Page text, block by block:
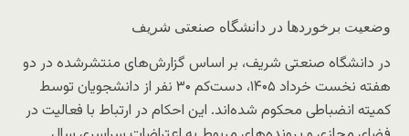
وضعیت برخوردها در دانشگاه صنعتی شریف
در دانشگاه صنعتی شریف، بر اساس گزارش‌های منتشرشده در دو
هفته نخست خرداد ۱۴۰۵، دست‌کم ۳۰ نفر از دانشجویان توسط
کمیته انضباطی محکوم شده‌اند. این احکام در ارتباط با فعالیت در